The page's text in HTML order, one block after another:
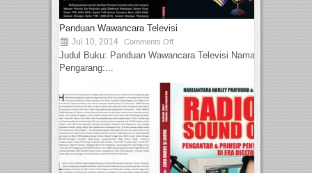
Panduan Wawancara Televisi
Jul 10, 2014 Comments Off
Judul Buku: Panduan Wawancara Televisi Nama
Pengarang:...